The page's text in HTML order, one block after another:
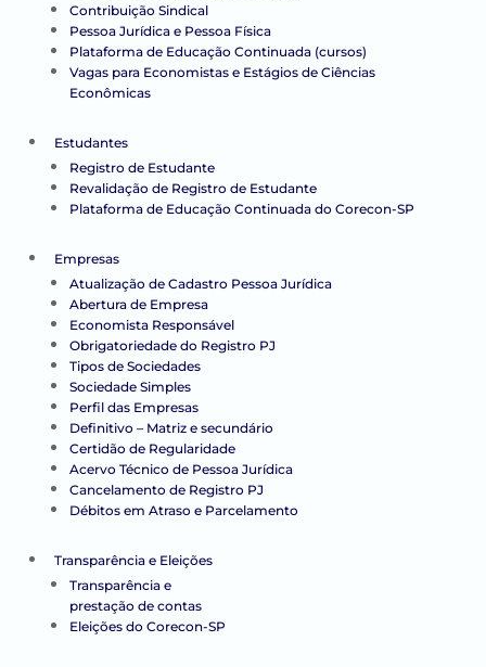
Contribuição Sindical
Pessoa Jurídica e Pessoa Física
Plataforma de Educação Continuada (cursos)
Vagas para Economistas e Estágios de Ciências
Econômicas
Estudantes
Registro de Estudante
Revalidação de Registro de Estudante
Plataforma de Educação Continuada do Corecon-SP
Empresas
Atualização de Cadastro Pessoa Jurídica
Abertura de Empresa
Economista Responsável
Obrigatoriedade do Registro PJ
Tipos de Sociedades
Sociedade Simples
Perfil das Empresas
Definitivo – Matriz e secundário
Certidão de Regularidade
Acervo Técnico de Pessoa Jurídica
Cancelamento de Registro PJ
Débitos em Atraso e Parcelamento
Transparência e Eleições
Transparência e
prestação de contas
Eleições do Corecon-SP